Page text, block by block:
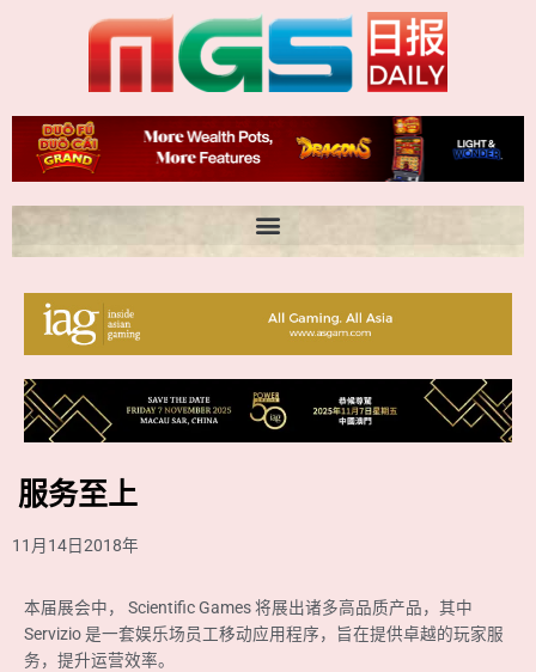
服务至上
11月14日2018年
本届展会中， Scientific Games 将展出诸多高品质产品，其中
Servizio 是一套娱乐场员工移动应用程序，旨在提供卓越的玩家服
务，提升运营效率。